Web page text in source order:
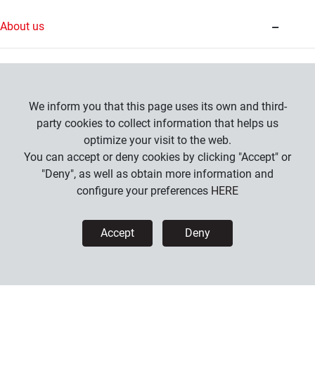
About us
Contact
Information
FAQs
Returns
We inform you that this page uses its own and third-
party cookies to collect information that helps us
optimize your visit to the web.
You can accept or deny cookies by clicking "Accept" or
"Deny", as well as obtain more information and
configure your preferences HERE
Accept Deny